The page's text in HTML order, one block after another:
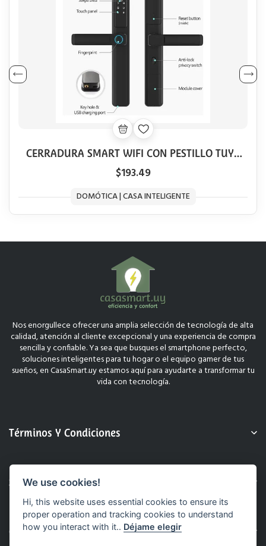
CERRADURA SMART WIFI CON PESTILLO TUYA
BLACK
$193.49
DOMÓTICA | CASA INTELIGENTE
Nos enorgullece ofrecer una amplia selección de tecnología de alta
calidad, atención al cliente excepcional y una experiencia de compra
sencilla y confiable. Ya sea que busques el smartphone perfecto,
soluciones inteligentes para tu hogar o el equipo gamer de tus
sueños, en CasaSmart.uy estamos aquí para ayudarte a transformar tu
vida con tecnología.
Términos Y Condiciones
Sobre Nosotros
Contacto
We use cookies!
Hi, this website uses essential cookies to ensure its
proper operation and tracking cookies to understand
how you interact with it.. Déjame elegir